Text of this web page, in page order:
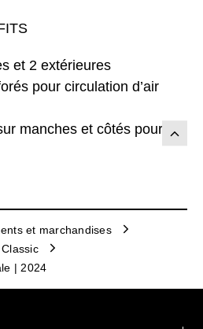
et 2 extérieures
pour circulation d’air
manches et côtés pour
et marchandises
Classic
| 2024